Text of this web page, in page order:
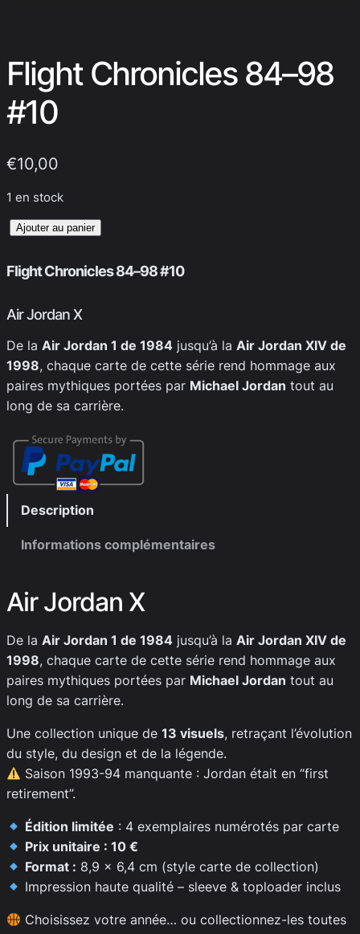
Flight Chronicles 84–98
#10
€10,00
1 en stock
quantité
Flight
84–
#10
Ajouter au panier
Flight Chronicles 84–98 #10
Air Jordan X
De la Air Jordan 1 de 1984 jusqu’à la Air Jordan XIV de
1998, chaque carte de cette série rend hommage aux
paires mythiques portées par Michael Jordan tout au
long de sa carrière.
Description
Informations complémentaires
Air Jordan X
De la Air Jordan 1 de 1984 jusqu’à la Air Jordan XIV de
1998, chaque carte de cette série rend hommage aux
paires mythiques portées par Michael Jordan tout au
long de sa carrière.
Une collection unique de 13 visuels, retraçant l’évolution
du style, du design et de la légende.
Saison 1993-94 manquante : Jordan était en “first
retirement”.
Édition limitée : 4 exemplaires numérotés par carte
Prix unitaire : 10 €
Format : 8,9 x 6,4 cm (style carte de collection)
Impression haute qualité – sleeve & toploader inclus
Choisissez votre année… ou collectionnez-les toutes